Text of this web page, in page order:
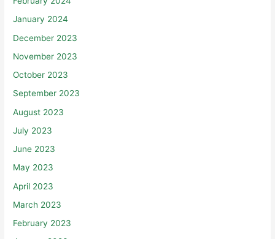
January 2024
December 2023
November 2023
October 2023
September 2023
August 2023
July 2023
June 2023
May 2023
April 2023
March 2023
February 2023
January 2023